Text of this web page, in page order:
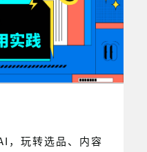
，玩转选品、内容